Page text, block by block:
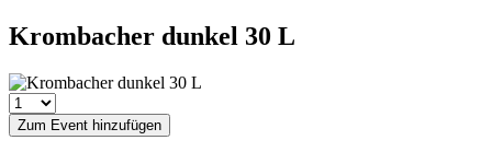
Krombacher dunkel 30 L
Zum Event hinzufügen